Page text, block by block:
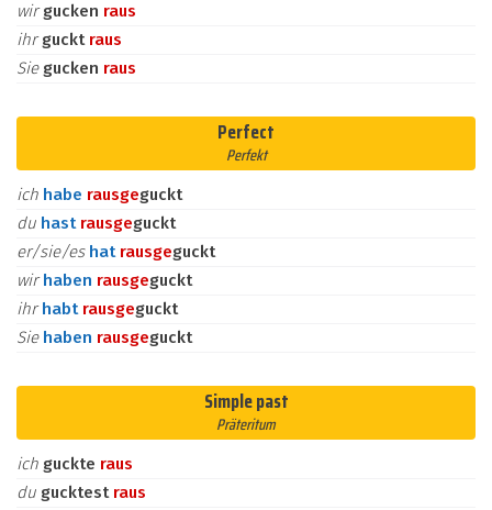
wirgucken raus
ihrguckt raus
Sie gucken raus
Perfect
Perfekt
ich habe rausgeguckt
du hast rausgeguckt
er/sie/es hat rausgeguckt
wirhaben rausgeguckt
ihrhabt rausgeguckt
Sie haben rausgeguckt
Simple past
Präteritum
ich guckte raus
du gucktest raus